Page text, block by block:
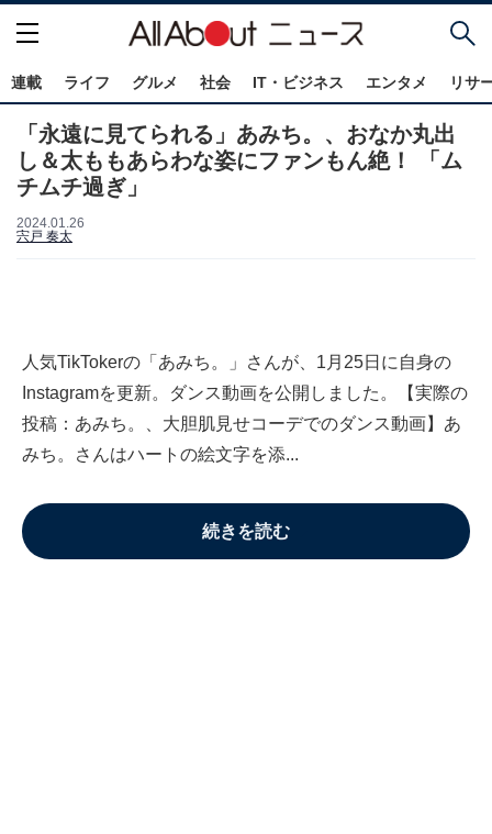
連載 ライフ グルメ 社会 IT・ビジネス エンタメ リサ
「永遠に見てられる」あみち。、おなか丸出
し＆太ももあらわな姿にファンもん絶！ 「ム
チムチ過ぎ」
2024.01.26
宍戸 奏太
人気TikTokerの「あみち。」さんが、1月25日に自身の
Instagramを更新。ダンス動画を公開しました。【実際の
投稿：あみち。、大胆肌見せコーデでのダンス動画】あ
みち。さんはハートの絵文字を添...
続きを読む